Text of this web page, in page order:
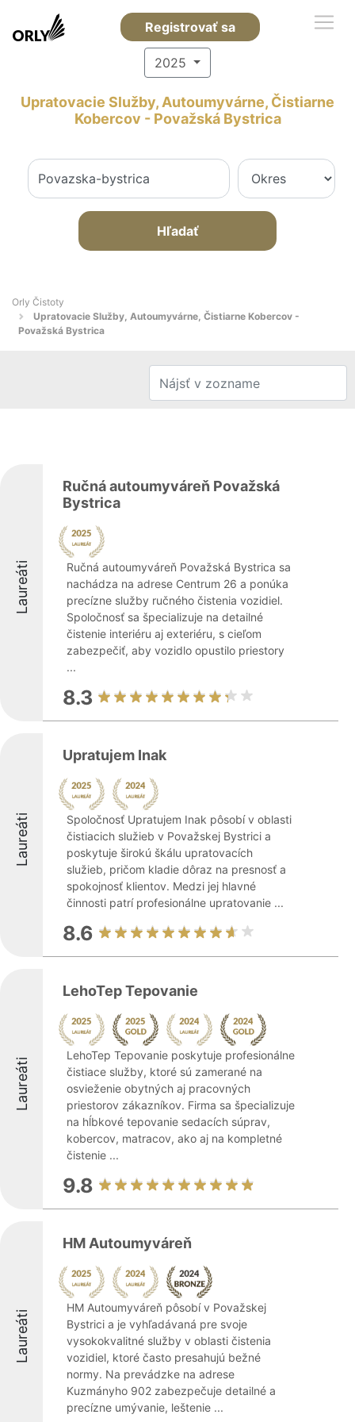
Registrovať sa
2025
Upratovacie Služby, Autoumyvárne, Čistiarne
Kobercov - Považská Bystrica
Hľadať
Orly Čistoty
Upratovacie Služby, Autoumyvárne, Čistiarne Kobercov -
Považská Bystrica
Laureáti
Ručná autoumyváreň Považská
Bystrica
Ručná autoumyváreň Považská Bystrica sa
nachádza na adrese Centrum 26 a ponúka
precízne služby ručného čistenia vozidiel.
Spoločnosť sa špecializuje na detailné
čistenie interiéru aj exteriéru, s cieľom
zabezpečiť, aby vozidlo opustilo priestory
...
8.3
Laureáti
Upratujem Inak
Spoločnosť Upratujem Inak pôsobí v oblasti
čistiacich služieb v Považskej Bystrici a
poskytuje širokú škálu upratovacích
služieb, pričom kladie dôraz na presnosť a
spokojnosť klientov. Medzi jej hlavné
činnosti patrí profesionálne upratovanie ...
8.6
Laureáti
LehoTep Tepovanie
LehoTep Tepovanie poskytuje profesionálne
čistiace služby, ktoré sú zamerané na
osvieženie obytných aj pracovných
priestorov zákazníkov. Firma sa špecializuje
na hĺbkové tepovanie sedacích súprav,
kobercov, matracov, ako aj na kompletné
čistenie ...
9.8
Laureáti
HM Autoumyváreň
HM Autoumyváreň pôsobí v Považskej
Bystrici a je vyhľadávaná pre svoje
vysokokvalitné služby v oblasti čistenia
vozidiel, ktoré často presahujú bežné
normy. Na prevádzke na adrese
Kuzmányho 902 zabezpečuje detailné a
precízne umývanie, leštenie ...